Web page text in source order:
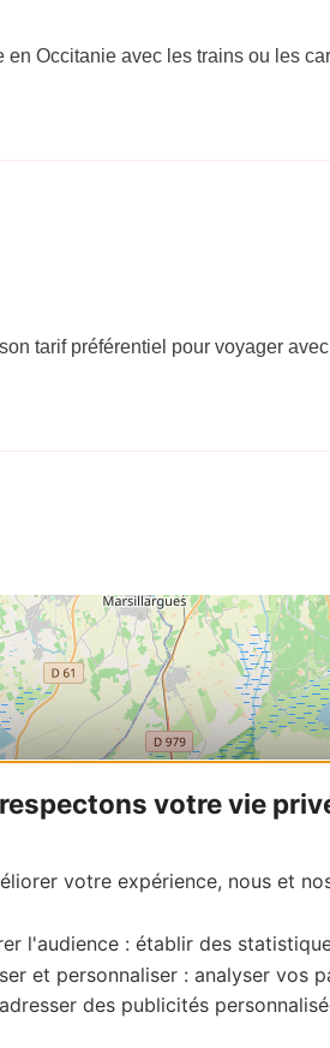
votre vie
votre expérience, nous et
l'audience : établir des
et personnaliser : analyser vos
des publicités
Occitanie avec les trains ou les
tarif préférentiel pour voyager